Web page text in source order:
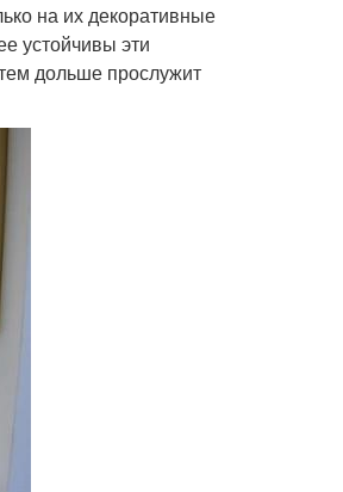
на их декоративные
устойчивы эти
дольше прослужит